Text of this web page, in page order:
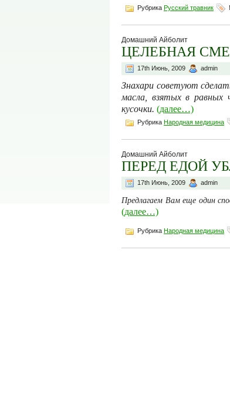
Рубрика Русский травник
Домашний Айболит
ЦЕЛЕБНАЯ
17th Июнь, 2009 admin
Знахари советуют
масла, взя­тых в равных
кусочки. (далее…)
Рубрика Народная медицина
Домашний Айболит
ПЕРЕД ЕДОЙ
17th Июнь, 2009 admin
Предлагаем Вам еще один
(далее…)
Рубрика Народная медицина